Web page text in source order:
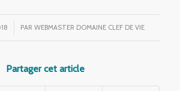
PARWEBMASTER DOMAINE CLEF DE VIE
Partager cet article